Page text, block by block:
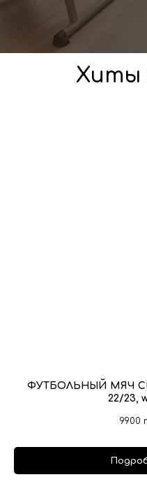
Хиты
ФУТБОЛЬНЫЙ МЯЧ
22/23,
9900